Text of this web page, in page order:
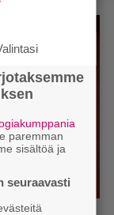
paremman
sisältöä ja
seuraavasti